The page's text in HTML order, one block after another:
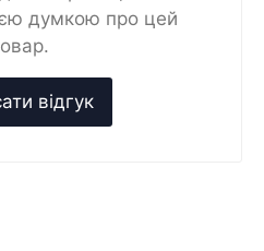
думкою про цей